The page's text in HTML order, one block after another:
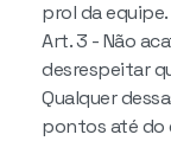
prol da equipe.
Art. 3 - Não
desrespeitar
Qualquer
pontos até do